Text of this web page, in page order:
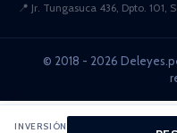
INVERSIÓN
📍 Jr. Tungasuca 436, Dpto. 101,
© 2018 - 2026